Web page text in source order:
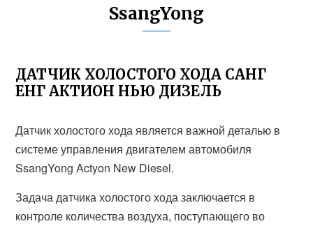
SsangYong
ДАТЧИК ХОЛОСТОГО ХОДА САНГ
ЕНГ АКТИОН НЬЮ ДИЗЕЛЬ
Датчик холостого хода является важной деталью в
системе управления двигателем автомобиля
SsangYong Actyon New Diesel.
Задача датчика холостого хода заключается в
контроле количества воздуха, поступающего во